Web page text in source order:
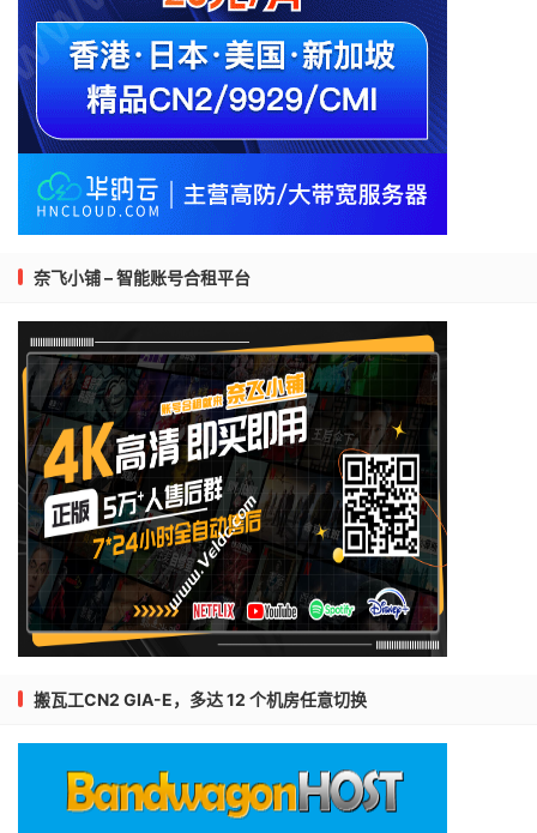
奈飞小铺 – 智能账号合租平台
搬瓦工CN2 GIA-E，多达 12 个机房任意切换